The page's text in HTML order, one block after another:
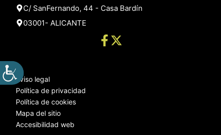
C/ SanFernando, 44 - Casa Bardín
03001- ALICANTE
Aviso legal
Política de privacidad
Política de cookies
Mapa del sitio
Accesibilidad web